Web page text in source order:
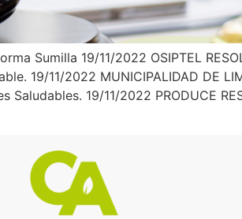
Sumilla 19/11/2022 OSIPTEL
19/11/2022 MUNICIPALIDAD DE
19/11/2022 PRODUCE